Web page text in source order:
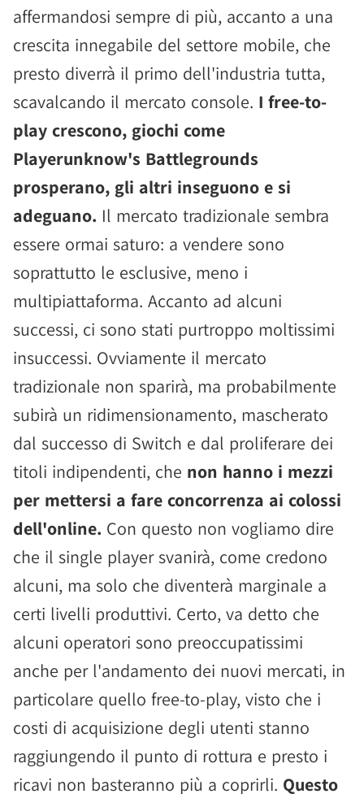
affermandosi sempre di più, accanto a una
crescita innegabile del settore mobile, che
presto diverrà il primo dell'industria tutta,
scavalcando il mercato console. I free-to-
play crescono, giochi come
Playerunknow's Battlegrounds
prosperano, gli altri inseguono e si
adeguano. Il mercato tradizionale sembra
essere ormai saturo: a vendere sono
soprattutto le esclusive, meno i
multipiattaforma. Accanto ad alcuni
successi, ci sono stati purtroppo moltissimi
insuccessi. Ovviamente il mercato
tradizionale non sparirà, ma probabilmente
subirà un ridimensionamento, mascherato
dal successo di Switch e dal proliferare dei
titoli indipendenti, che non hanno i mezzi
per mettersi a fare concorrenza ai colossi
dell'online. Con questo non vogliamo dire
che il single player svanirà, come credono
alcuni, ma solo che diventerà marginale a
certi livelli produttivi. Certo, va detto che
alcuni operatori sono preoccupatissimi
anche per l'andamento dei nuovi mercati, in
particolare quello free-to-play, visto che i
costi di acquisizione degli utenti stanno
raggiungendo il punto di rottura e presto i
ricavi non basteranno più a coprirli. Questo